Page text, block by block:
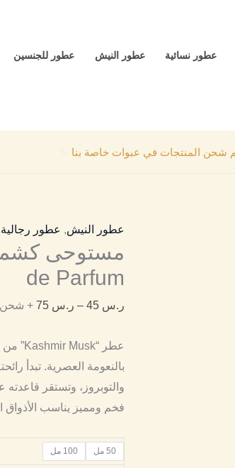
عطور نسائية عطور النيش
عطور للجنسين
شحن المنتجات في عبوات خاصة بنا
عطور النيش, عطور رجالية
de Parfum
ر.س – ر.س
من
+ شحن
بالنعومة العصرية. تبدأ
والتوبروز، وتستقر
فخم ومميز يناسب الأذواق
50 مل 100 مل
كشمير
Eau
de